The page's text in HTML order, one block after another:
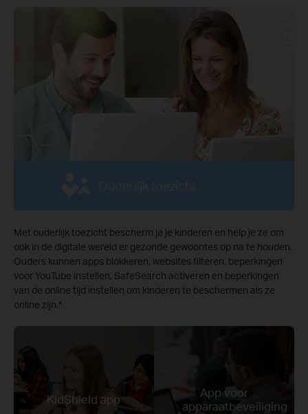
Met ouderlijk toezicht bescherm je je kinderen en help je ze om
ook in de digitale wereld er gezonde gewoontes op na te houden.
Ouders kunnen apps blokkeren, websites filteren, beperkingen
voor YouTube instellen, SafeSearch activeren en beperkingen
van de online tijd instellen om kinderen te beschermen als ze
online zijn.*
KidShield app
App voor
apparaatbeveiliging